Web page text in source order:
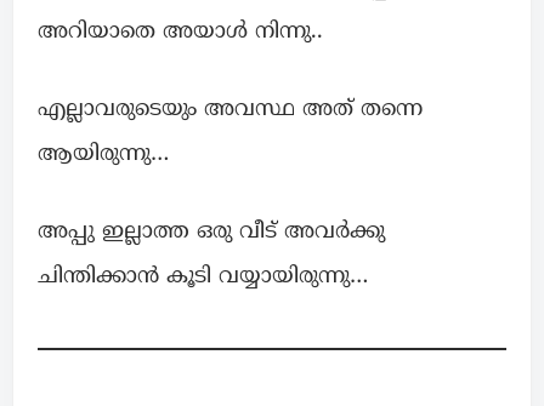
അറിയാതെ അയാൾ നിന്നു..
എല്ലാവരുടെയും അവസ്ഥ അത് തന്നെ
ആയിരുന്നു…
അപ്പു ഇല്ലാത്ത ഒരു വീട് അവര്‍ക്കു
ചിന്തിക്കാൻ കൂടി വയ്യായിരുന്നു…